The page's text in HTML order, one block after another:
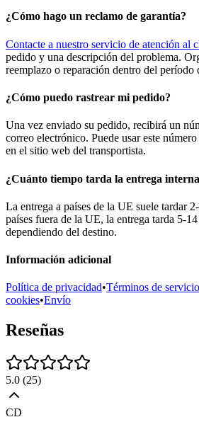
¿Cómo hago un reclamo de garantía?
Contacte a nuestro servicio de atención al
pedido y una descripción del problema.
reemplazo o reparación dentro del período
¿Cómo puedo rastrear mi pedido?
Una vez enviado su pedido, recibirá un
correo electrónico. Puede usar este
en el sitio web del transportista.
¿Cuánto tiempo tarda la entrega
La entrega a países de la UE suele tardar
países fuera de la UE, la entrega tarda 5-
dependiendo del destino.
Información adicional
Política de privacidad•Términos de servicio
cookies•Envío
Reseñas
5.0 (25)
CD